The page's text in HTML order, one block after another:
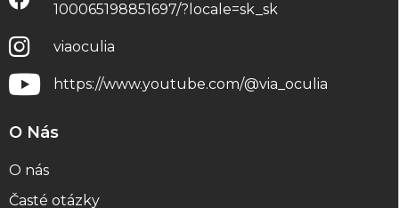
100065198851697/?locale=sk_sk
viaoculia
https://www.youtube.com/@via_oculia
O Nás
O nás
Časté otázky